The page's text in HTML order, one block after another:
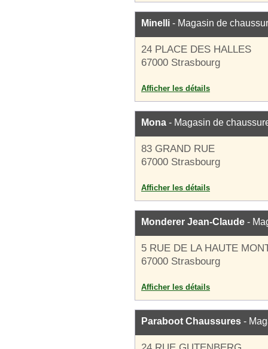
Minelli - Magasin de
24 PLACE DES HALLES
67000 Strasbourg
Afficher les détails
Mona - Magasin de
83 GRAND RUE
67000 Strasbourg
Afficher les détails
Monderer Jean-Claude -
5 RUE DE LA HAUTE
67000 Strasbourg
Afficher les détails
Paraboot Chaussures -